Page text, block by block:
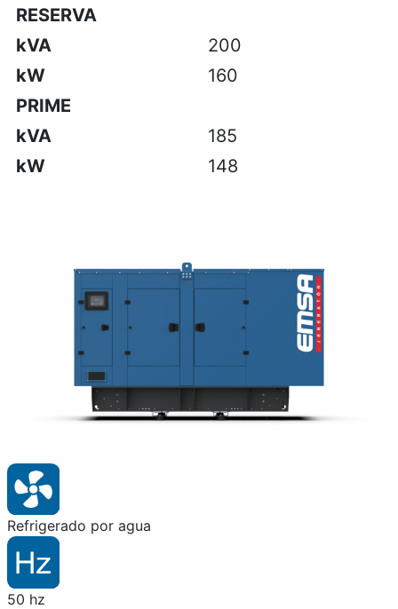
RESERVA
kVA
200
kW
160
PRIME
kVA
185
kW
148
Refrigerado por agua
50 hz